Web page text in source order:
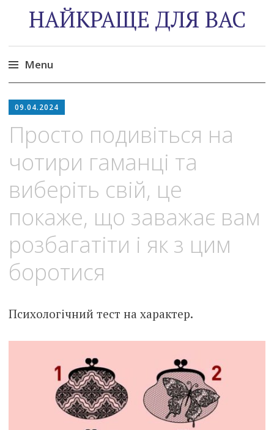
НАЙКРАЩЕ ДЛЯ ВАС
Menu
to
09.04.2024
Просто подивіться на
чотири гаманці та
виберіть свій, це
покаже, що заважає вам
розбагатіти і як з цим
боротися
Психологічний тест на характер.